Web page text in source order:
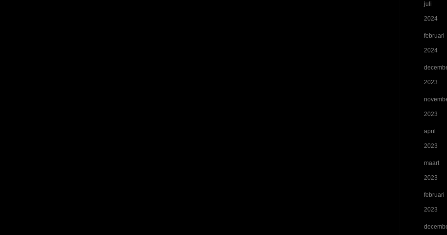
juli
2024
februari
2024
2023
2023
april
2023
maart
2023
februari
2023